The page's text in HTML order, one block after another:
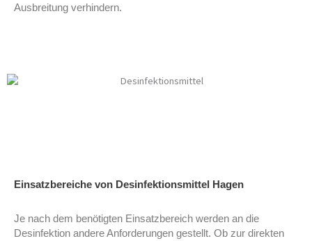
Ausbreitung verhindern.
Einsatzbereiche von Desinfektionsmittel Hagen
Je nach dem benötigten Einsatzbereich werden an die
Desinfektion andere Anforderungen gestellt. Ob zur direkten